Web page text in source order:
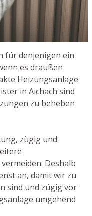
für denjenigen ein
es draußen
Heizungsanlage
in Aichach sind
zu beheben
zügig und
Deshalb
an, damit wir zu
sind und zügig vor
umgehend